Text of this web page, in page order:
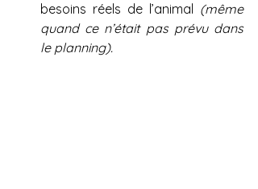
besoins réels de l’animal (même
quand ce n’était pas prévu dans
le planning).